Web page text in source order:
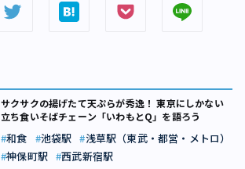
サクサクの揚げたて天ぷらが秀逸！ 東京にしかない
立ち食いそばチェーン「いわもとQ」を語ろう
和食 池袋駅
浅草駅（東武・都営・メトロ）
神保町駅
西武新宿駅